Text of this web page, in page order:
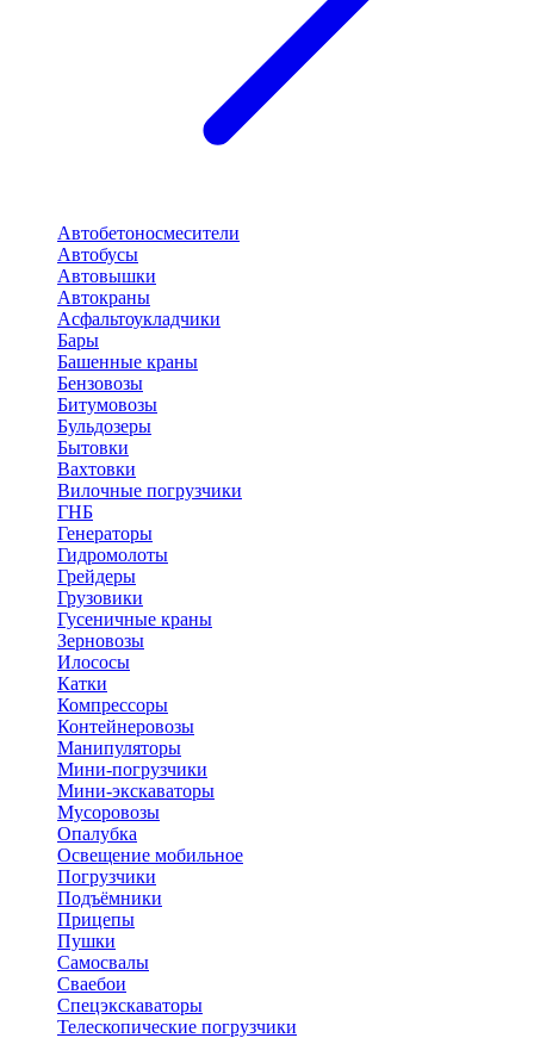
Автобетоносмесители
Автобусы
Автовышки
Автокраны
Асфальтоукладчики
Бары
Башенные краны
Бензовозы
Битумовозы
Бульдозеры
Бытовки
Вахтовки
Вилочные погрузчики
ГНБ
Генераторы
Гидромолоты
Грейдеры
Грузовики
Гусеничные краны
Зерновозы
Илососы
Катки
Компрессоры
Контейнеровозы
Манипуляторы
Мини-погрузчики
Мини-экскаваторы
Мусоровозы
Опалубка
Освещение мобильное
Погрузчики
Подъёмники
Прицепы
Пушки
Самосвалы
Сваебои
Спецэкскаваторы
Телескопические погрузчики